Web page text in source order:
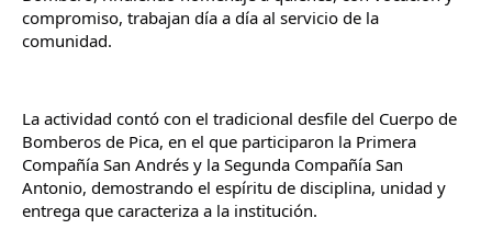
compromiso, trabajan día a día al servicio de la
comunidad.
La actividad contó con el tradicional desfile del Cuerpo de
Bomberos de Pica, en el que participaron la Primera
Compañía San Andrés y la Segunda Compañía San
Antonio, demostrando el espíritu de disciplina, unidad y
entrega que caracteriza a la institución.